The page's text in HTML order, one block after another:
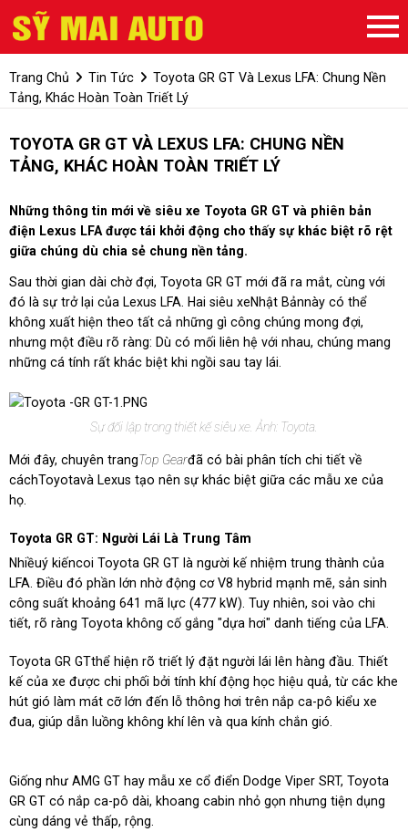
Trang Chủ Tin Tức
Toyota GR GT Và Lexus LFA: Chung Nền
Tảng, Khác Hoàn Toàn Triết Lý
TOYOTA GR GT VÀ LEXUS LFA: CHUNG NỀN
TẢNG, KHÁC HOÀN TOÀN TRIẾT LÝ
Những thông tin mới về siêu xe Toyota GR GT và phiên bản
điện Lexus LFA được tái khởi động cho thấy sự khác biệt rõ rệt
giữa chúng dù chia sẻ chung nền tảng.
Sau thời gian dài chờ đợi, Toyota GR GT mới đã ra mắt, cùng với
đó là sự trở lại của Lexus LFA. Hai siêu xeNhật Bảnnày có thể
không xuất hiện theo tất cả những gì công chúng mong đợi,
nhưng một điều rõ ràng: Dù có mối liên hệ với nhau, chúng mang
những cá tính rất khác biệt khi ngồi sau tay lái.
Sự đối lập trong thiết kế siêu xe. Ảnh: Toyota.
Mới đây, chuyên trangTop Gearđã có bài phân tích chi tiết về
cáchToyotavà Lexus tạo nên sự khác biệt giữa các mẫu xe của
họ.
Toyota GR GT: Người Lái Là Trung Tâm
Nhiềuý kiếncoi Toyota GR GT là người kế nhiệm trung thành của
LFA. Điều đó phần lớn nhờ động cơ V8 hybrid mạnh mẽ, sản sinh
công suất khoảng 641 mã lực (477 kW). Tuy nhiên, soi vào chi
tiết, rõ ràng Toyota không cố gắng "dựa hơi" danh tiếng của LFA.
Toyota GR GTthể hiện rõ triết lý đặt người lái lên hàng đầu. Thiết
kế của xe được chi phối bởi tính khí động học hiệu quả, từ các khe
hút gió làm mát cỡ lớn đến lỗ thông hơi trên nắp ca-pô kiểu xe
đua, giúp dẫn luồng không khí lên và qua kính chắn gió.
Giống như AMG GT hay mẫu xe cổ điển Dodge Viper SRT, Toyota
GR GT có nắp ca-pô dài, khoang cabin nhỏ gọn nhưng tiện dụng
cùng dáng vẻ thấp, rộng.